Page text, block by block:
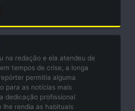
na redação e ela atendeu de
tempos de crise, a longa
permitia alguma
para as notícias mais
dedicação profissional
rendia as habituais